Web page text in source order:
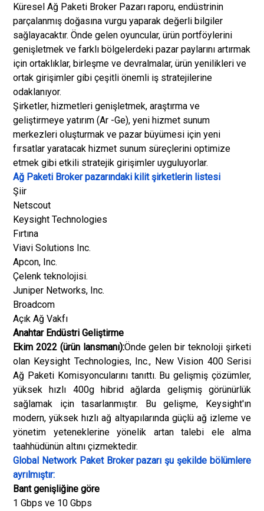
Küresel Ağ Paketi Broker Pazarı raporu, endüstrinin
parçalanmış doğasına vurgu yaparak değerli bilgiler
sağlayacaktır. Önde gelen oyuncular, ürün portföylerini
genişletmek ve farklı bölgelerdeki pazar paylarını artırmak
için ortaklıklar, birleşme ve devralmalar, ürün yenilikleri ve
ortak girişimler gibi çeşitli önemli iş stratejilerine
odaklanıyor.
Şirketler, hizmetleri genişletmek, araştırma ve
geliştirmeye yatırım (Ar -Ge), yeni hizmet sunum
merkezleri oluşturmak ve pazar büyümesi için yeni
fırsatlar yaratacak hizmet sunum süreçlerini optimize
etmek gibi etkili stratejik girişimler uyguluyorlar.
Ağ Paketi Broker pazarındaki kilit şirketlerin listesi
Şiir
Netscout
Keysight Technologies
Fırtına
Viavi Solutions Inc.
Apcon, Inc.
Çelenk teknolojisi.
Juniper Networks, Inc.
Broadcom
Açık Ağ Vakfı
Anahtar Endüstri Geliştirme
Ekim 2022 (ürün lansmanı):Önde gelen bir teknoloji şirketi
olan Keysight Technologies, Inc., New Vision 400 Serisi
Ağ Paketi Komisyoncularını tanıttı. Bu gelişmiş çözümler,
yüksek hızlı 400g hibrid ağlarda gelişmiş görünürlük
sağlamak için tasarlanmıştır. Bu gelişme, Keysight'ın
modern, yüksek hızlı ağ altyapılarında güçlü ağ izleme ve
yönetim yeteneklerine yönelik artan talebi ele alma
taahhüdünün altını çizmektedir.
Global Network Paket Broker pazarı şu şekilde bölümlere
ayrılmıştır:
Bant genişliğine göre
1 Gbps ve 10 Gbps